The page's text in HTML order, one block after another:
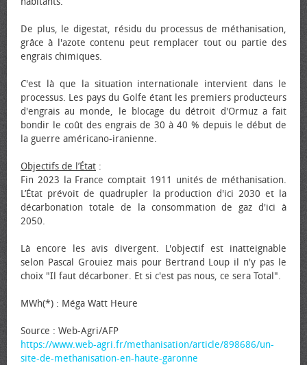
De plus, le digestat, résidu du processus de méthanisation,
grâce à l'azote contenu peut remplacer tout ou partie des
engrais chimiques.
C'est là que la situation internationale intervient dans le
processus. Les pays du Golfe étant les premiers producteurs
d'engrais au monde, le blocage du détroit d'Ormuz a fait
bondir le coût des engrais de 30 à 40 % depuis le début de
la guerre américano-iranienne.
Objectifs de l’État :
Fin 2023 la France comptait 1911 unités de méthanisation.
L’État prévoit de quadrupler la production d'ici 2030 et la
décarbonation totale de la consommation de gaz d'ici à
2050.
Là encore les avis divergent. L'objectif est inatteignable
selon Pascal Grouiez mais pour Bertrand Loup il n'y pas le
choix "Il faut décarboner. Et si c'est pas nous, ce sera Total".
MWh(*) : Méga Watt Heure
Source : Web-Agri/AFP
https://www.web-agri.fr/methanisation/article/898686/un-
site-de-methanisation-en-haute-garonne